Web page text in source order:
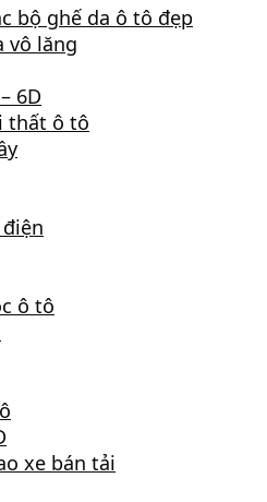
bộ ghế da ô tô đẹp
vô lăng
6D
thất ô tô
ô tô
xe bán tải